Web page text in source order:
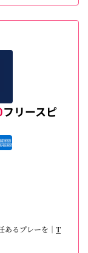
フリースピ
るプレーを｜ T